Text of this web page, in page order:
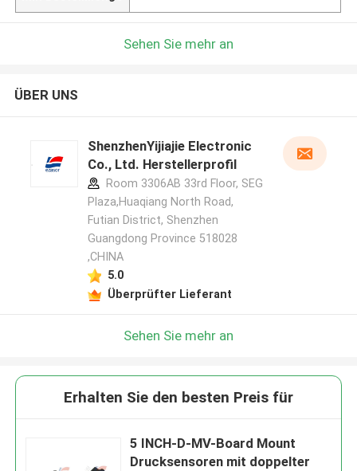
Sehen Sie mehr an
ÜBER UNS
ShenzhenYijiajie Electronic
Co., Ltd. Herstellerprofil
Room 3306AB 33rd Floor, SEG
Plaza,Huaqiang North Road,
Futian District, Shenzhen
Guangdong Province 518028
,CHINA
5.0
Überprüfter Lieferant
Sehen Sie mehr an
Erhalten Sie den besten Preis für
5 INCH-D-MV-Board Mount
Drucksensoren mit doppelter